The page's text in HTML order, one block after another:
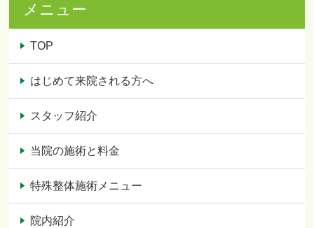
メニュー
TOP
はじめて来院される方へ
スタッフ紹介
当院の施術と料金
特殊整体施術メニュー
院内紹介